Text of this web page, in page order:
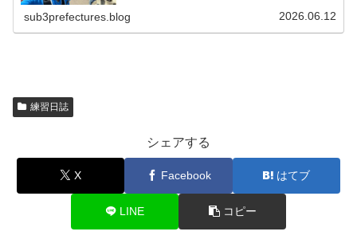
sub3prefectures.blog 2026.06.12
練習日誌
シェアする
X Facebook はてブ
LINE コピー